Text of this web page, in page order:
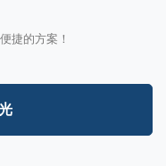
捷的方案！